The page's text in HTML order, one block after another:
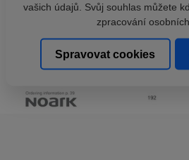
vašich údajů. Svůj souhlas můžete
zpracování
Spravovat cookies